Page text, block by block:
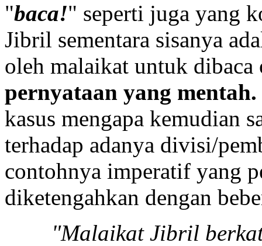
"baca!" seperti juga yang
Jibril sementara sisanya
oleh malaikat untuk dibaca
pernyataan yang mentah.
kasus mengapa kemudian
terhadap adanya divisi/
contohnya imperatif yang
diketengahkan dengan
"Malaikat Jibril